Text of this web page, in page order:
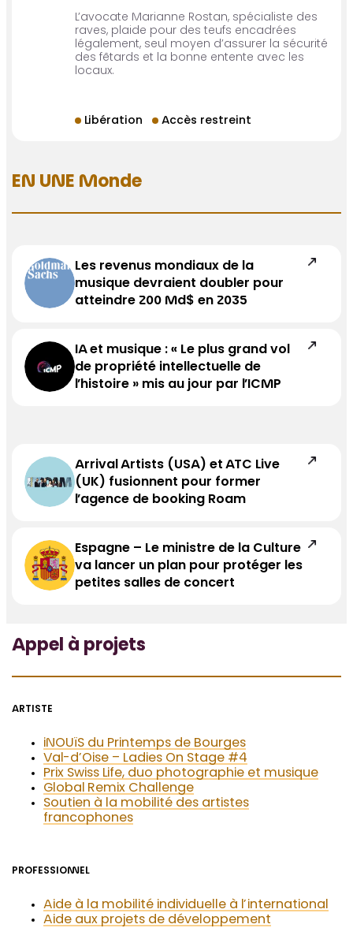
L’avocate Marianne Rostan, spécialiste des
raves, plaide pour des teufs encadrées
légalement, seul moyen d’assurer la sécurité
des fêtards et la bonne entente avec les
locaux.
Libération Accès restreint
EN UNE Monde
Les revenus mondiaux de la
musique devraient doubler pour
atteindre 200 Md$ en 2035
IA et musique : « Le plus grand vol
de propriété intellectuelle de
l’histoire » mis au jour par l’ICMP
Arrival Artists (USA) et ATC Live
(UK) fusionnent pour former
l’agence de booking Roam
Espagne – Le ministre de la Culture
va lancer un plan pour protéger les
petites salles de concert
Appel à projets
ARTISTE
iNOUïS du Printemps de Bourges
Val-d’Oise – Ladies On Stage #4
Prix Swiss Life, duo photographie et musique
Global Remix Challenge
Soutien à la mobilité des artistes
francophones
PROFESSIONNEL
Aide à la mobilité individuelle à l’international
Aide aux projets de développement